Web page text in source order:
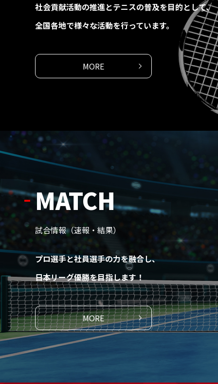
社会貢献活動の推進とテニスの普及を目的として、
全国各地で様々な活動を行っています。
MORE
MATCH
試合情報（速報・結果）
プロ選手と社員選手の力を融合し、
日本リーグ優勝を目指します！
MORE